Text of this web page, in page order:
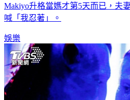
Makiyo升格當媽才第5天而已，夫
喊「我忍著」。
娛樂